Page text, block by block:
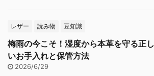
レザー 読み物 豆知識
梅雨の今こそ！湿度から本革を守る正し
いお手入れと保管方法
2026/6/29